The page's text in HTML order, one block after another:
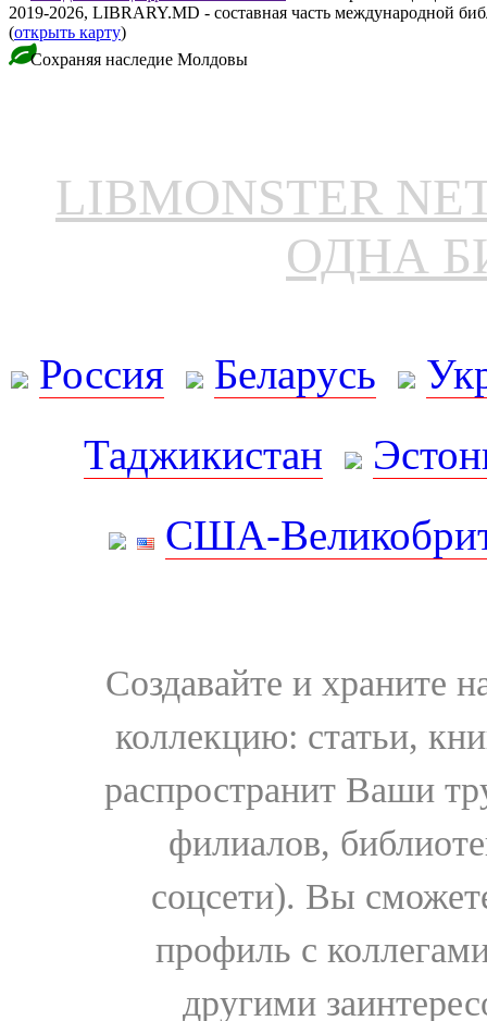
2019-2026, LIBRARY.MD - составная часть международной
(открыть карту)
Сохраняя наследие Молдовы
LIBMONSTER
ОДНА
Россия Беларусь
Таджикистан
США-
Создавайте и храните
коллекцию: статьи,
распространит Ваши
филиалов,
соцсети). Вы
профиль с
другими